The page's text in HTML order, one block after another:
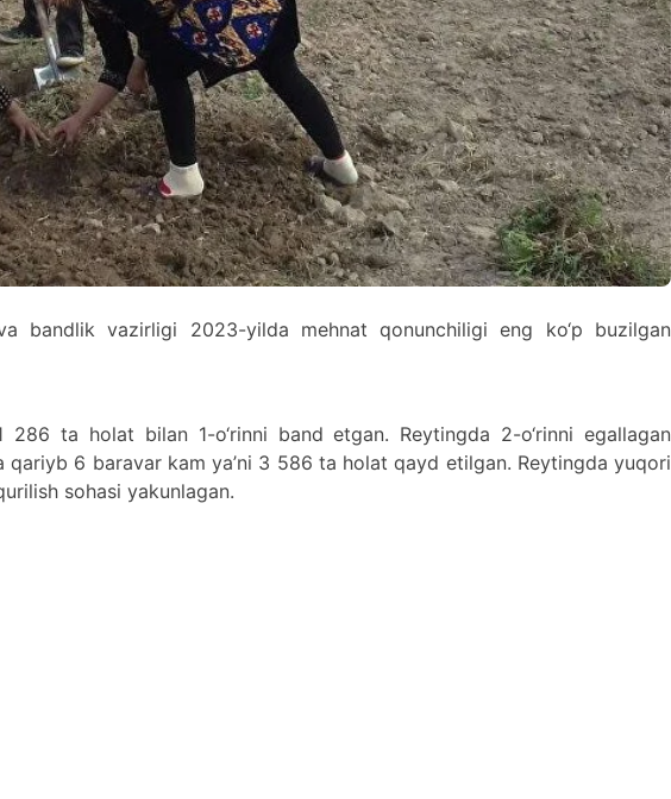
bandlik vazirligi 2023-yilda mehnat qonunchiligi eng ko‘p buzilgan
286 ta holat bilan 1-o‘rinni band etgan. Reytingda 2-o‘rinni egallagan
qariyb 6 baravar kam ya’ni 3 586 ta holat qayd etilgan. Reytingda yuqori
sohasi yakunlagan.